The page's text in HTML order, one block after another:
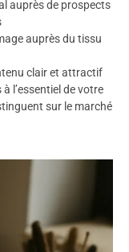
auprès de prospects
auprès du tissu
clair et attractif
l’essentiel de votre
sur le marché